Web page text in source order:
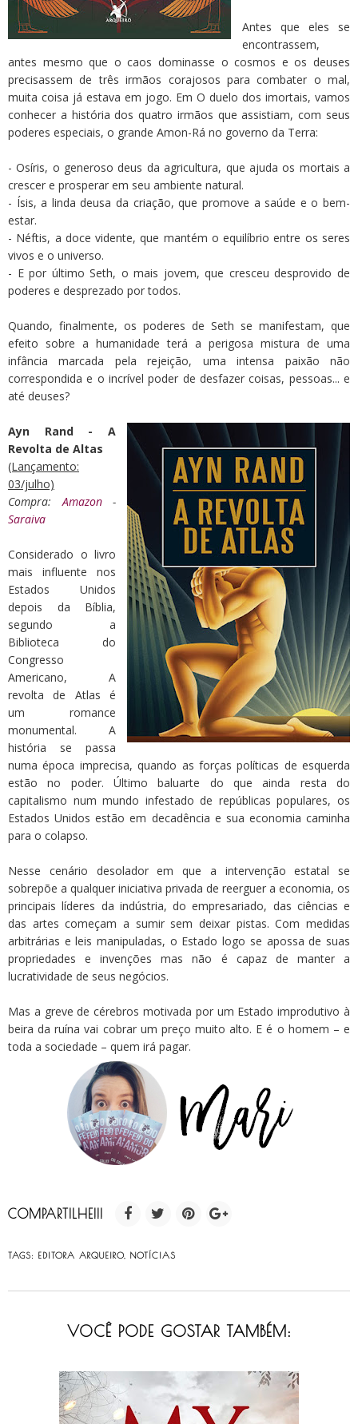
Antes que eles se
encontrassem,
antes mesmo que o caos dominasse o cosmos e os deuses
precisassem de três irmãos corajosos para combater o mal,
muita coisa já estava em jogo. Em O duelo dos imortais, vamos
conhecer a história dos quatro irmãos que assistiam, com seus
poderes especiais, o grande Amon-Rá no governo da Terra:
- Osíris, o generoso deus da agricultura, que ajuda os mortais a
crescer e prosperar em seu ambiente natural.
- Ísis, a linda deusa da criação, que promove a saúde e o bem-
estar.
- Néftis, a doce vidente, que mantém o equilíbrio entre os seres
vivos e o universo.
- E por último Seth, o mais jovem, que cresceu desprovido de
poderes e desprezado por todos.
Quando, finalmente, os poderes de Seth se manifestam, que
efeito sobre a humanidade terá a perigosa mistura de uma
infância marcada pela rejeição, uma intensa paixão não
correspondida e o incrível poder de desfazer coisas, pessoas... e
até deuses?
Ayn Rand - A
Revolta de Altas
(Lançamento:
03/julho)
Compra:Amazon-
Saraiva
Considerado o livro
mais influente nos
Estados Unidos
depois da Bíblia,
segundo a
Biblioteca do
Congresso
Americano, A
revolta de Atlas é
um romance
monumental. A
história se passa
numa época imprecisa, quando as forças políticas de esquerda
estão no poder. Último baluarte do que ainda resta do
capitalismo num mundo infestado de repúblicas populares, os
Estados Unidos estão em decadência e sua economia caminha
para o colapso.
Nesse cenário desolador em que a intervenção estatal se
sobrepõe a qualquer iniciativa privada de reerguer a economia, os
principais líderes da indústria, do empresariado, das ciências e
das artes começam a sumir sem deixar pistas. Com medidas
arbitrárias e leis manipuladas, o Estado logo se apossa de suas
propriedades e invenções mas não é capaz de manter a
lucratividade de seus negócios.
Mas a greve de cérebros motivada por um Estado improdutivo à
beira da ruína vai cobrar um preço muito alto. E é o homem – e
toda a sociedade – quem irá pagar.
COMPARTILHE!!!
TAGS: EDITORA ARQUEIRO NOTÍCIAS
VOCÊ PODE GOSTAR TAMBÉM: